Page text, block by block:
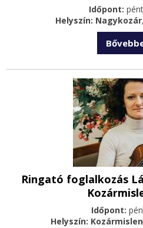
Időpont:
Helyszín: Nagykozár
Ringató foglalkozás
Időpont:
Helyszín: